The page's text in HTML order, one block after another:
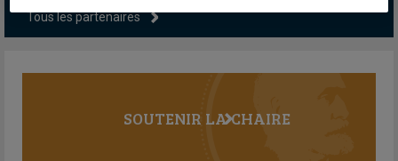
Tous les partenaires
SOUTENIR LA CHAIRE